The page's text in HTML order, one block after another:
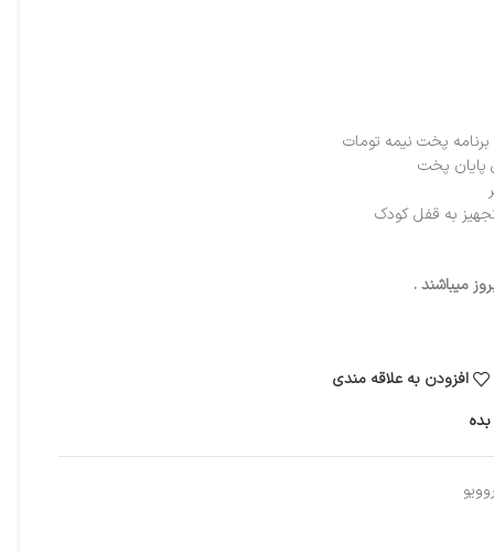
پایان پخت
به قفل کودک
میباشند .
افزودن به علاقه مندی